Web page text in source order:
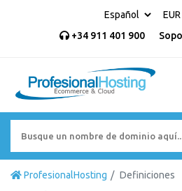
+34 911 401 900
ProfesionalHosting Definiciones